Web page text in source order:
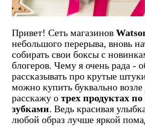
Привет! Сеть магазинов
небольшого перерыва, вновь
собирать свои боксы с
блогеров. Чему я очень рада -
рассказывать про крутые
можно купить буквально
расскажу о трех продуктах по
зубками. Ведь красивая
любой образ лучше яркой